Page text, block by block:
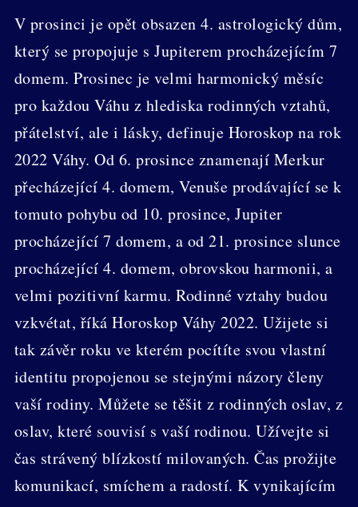
V prosinci je opět obsazen 4. astrologický dům,
který se propojuje s Jupiterem procházejícím 7
domem. Prosinec je velmi harmonický měsíc
pro každou Váhu z hlediska rodinných vztahů,
přátelství, ale i lásky, definuje Horoskop na rok
2022 Váhy. Od 6. prosince znamenají Merkur
přecházející 4. domem, Venuše prodávající se k
tomuto pohybu od 10. prosince, Jupiter
procházející 7 domem, a od 21. prosince slunce
procházející 4. domem, obrovskou harmonii, a
velmi pozitivní karmu. Rodinné vztahy budou
vzkvétat, říká Horoskop Váhy 2022. Užijete si
tak závěr roku ve kterém pocítíte svou vlastní
identitu propojenou se stejnými názory členy
vaší rodiny. Můžete se těšit z rodinných oslav, z
oslav, které souvisí s vaší rodinou. Užívejte si
čas strávený blízkostí milovaných. Čas prožijte
komunikací, smíchem a radostí. K vynikajícím